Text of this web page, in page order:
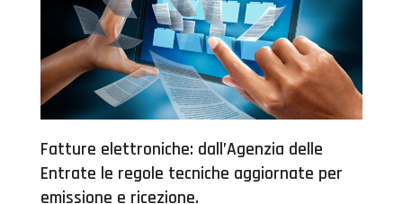
Fatture elettroniche: dall’Agenzia delle
Entrate le regole tecniche aggiornate per
emissione e ricezione.